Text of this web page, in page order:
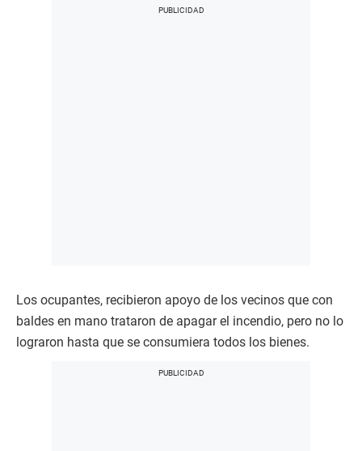
Los ocupantes, recibieron apoyo de los vecinos que con
baldes en mano trataron de apagar el incendio, pero no lo
lograron hasta que se consumiera todos los bienes.